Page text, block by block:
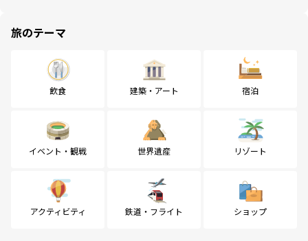
旅のテーマ
飲食 建築・アート 宿泊
イベント・観戦 世界遺産 リゾート
アクティビティ 鉄道・フライト ショップ